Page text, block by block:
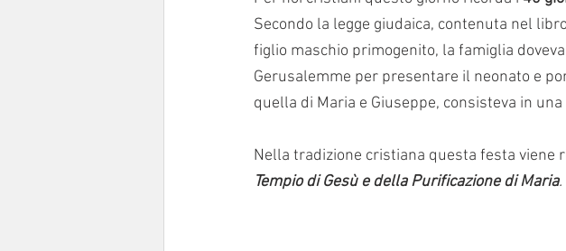
Secondo la legge giudaica, contenuta nel
figlio maschio primogenito, la famiglia
Gerusalemme per presentare il neonato e
quella di Maria e Giuseppe, consisteva in
Nella tradizione cristiana questa festa viene
Tempio di Gesù e della Purificazione di Maria.